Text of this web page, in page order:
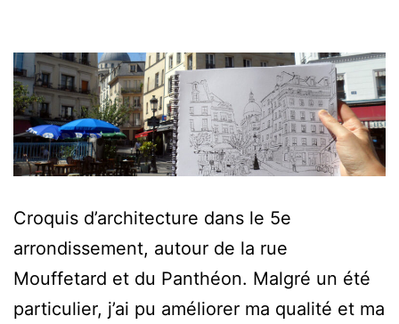
Croquis d’architecture dans le 5e
arrondissement, autour de la rue
Mouffetard et du Panthéon. Malgré un été
particulier, j’ai pu améliorer ma qualité et ma